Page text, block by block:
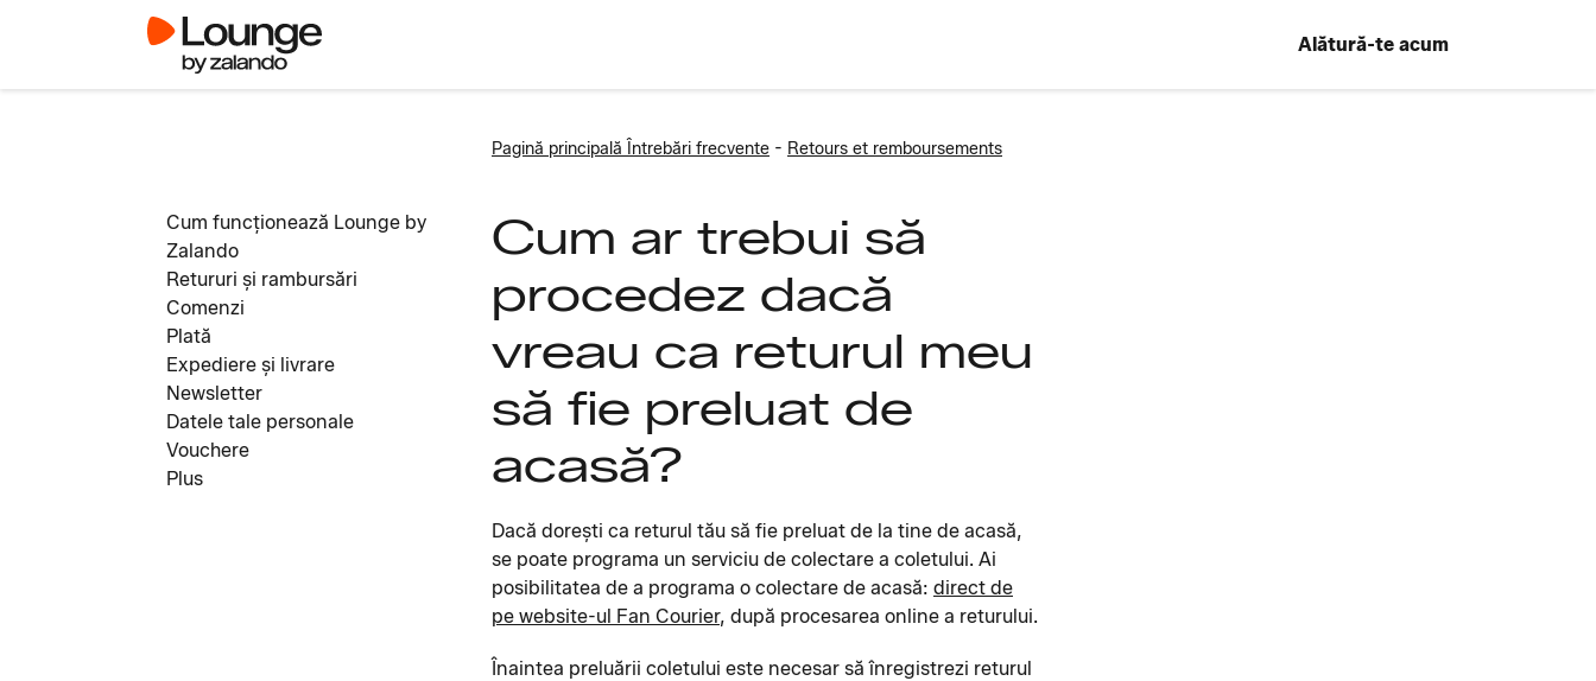
Alătură-te acum
Pagină principală Întrebări frecvente - Retours et remboursements
Cum funcționează Lounge by
Zalando
Retururi și rambursări
Comenzi
Plată
Expediere și livrare
Newsletter
Datele tale personale
Vouchere
Plus
Cum ar trebui să
procedez dacă
vreau ca returul meu
să fie preluat de
acasă?
Dacă dorești ca returul tău să fie preluat de la tine de acasă,
se poate programa un serviciu de colectare a coletului. Ai
posibilitatea de a programa o colectare de acasă: direct de
pe website-ul Fan Courier, după procesarea online a returului.
Înaintea preluării coletului este necesar să înregistrezi returul